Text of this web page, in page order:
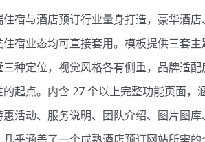
宿与酒店预订行业量身打造，豪华酒
宿业态均可直接套用。模板提供三套
种定位，视觉风格各有侧重，品牌适
起点。内含 27 个以上完整功能页面，
活动、服务说明、团队介绍、图片图